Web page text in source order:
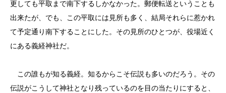
更しても平取まで南下するしかなかった。郵便転送ということも
出来たが、でも、この平取には見所も多く、結局それらに惹かれ
て予定通り南下することにした。その見所のひとつが、役場近く
にある義経神社だ。
この誰もが知る義経。知るからこそ伝説も多いのだろう。その
伝説がこうして神社となり残っているのを目の当たりにすると、